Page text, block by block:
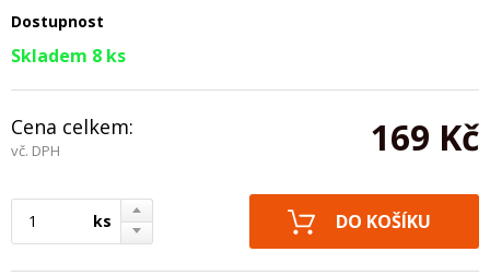
Dostupnost
Skladem 8 ks
Cena celkem:
vč. DPH 169 Kč
ks